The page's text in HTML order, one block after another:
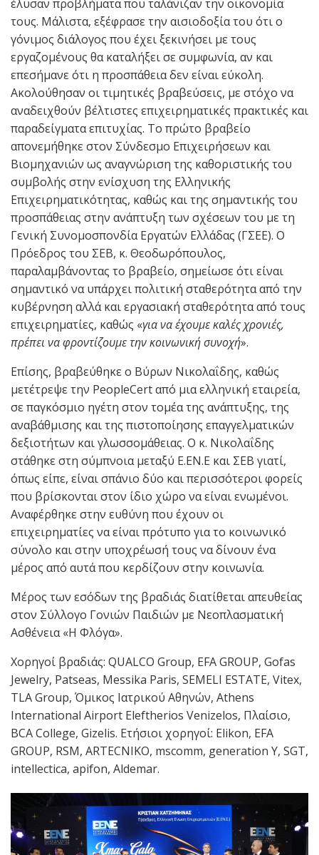
έλυσαν προβλήματα που ταλάνιζαν την οικονομία
τους. Μάλιστα, εξέφρασε την αισιοδοξία του ότι ο
γόνιμος διάλογος που έχει ξεκινήσει με τους
εργαζομένους θα καταλήξει σε συμφωνία, αν και
επεσήμανε ότι η προσπάθεια δεν είναι εύκολη.
Ακολούθησαν οι τιμητικές βραβεύσεις, με στόχο να
αναδειχθούν βέλτιστες επιχειρηματικές πρακτικές και
παραδείγματα επιτυχίας. Το πρώτο βραβείο
απονεμήθηκε στον Σύνδεσμο Επιχειρήσεων και
Βιομηχανιών ως αναγνώριση της καθοριστικής του
συμβολής στην ενίσχυση της Ελληνικής
Επιχειρηματικότητας, καθώς και της σημαντικής του
προσπάθειας στην ανάπτυξη των σχέσεων του με τη
Γενική Συνομοσπονδία Εργατών Ελλάδας (ΓΣΕΕ). Ο
Πρόεδρος του ΣΕΒ, κ. Θεοδωρόπουλος,
παραλαμβάνοντας το βραβείο, σημείωσε ότι είναι
σημαντικό να υπάρχει πολιτική σταθερότητα από την
κυβέρνηση αλλά και εργασιακή σταθερότητα από τους
επιχειρηματίες, καθώς «για να έχουμε καλές χρονιές,
πρέπει να φροντίζουμε την κοινωνική συνοχή».
Επίσης, βραβεύθηκε ο Βύρων Νικολαΐδης, καθώς
μετέτρεψε την PeopleCert από μια ελληνική εταιρεία,
σε παγκόσμιο ηγέτη στον τομέα της ανάπτυξης, της
αναβάθμισης και της πιστοποίησης επαγγελματικών
δεξιοτήτων και γλωσσομάθειας. Ο κ. Νικολαΐδης
στάθηκε στη σύμπνοια μεταξύ Ε.ΕΝ.Ε και ΣΕΒ γιατί,
όπως είπε, είναι σπάνιο δύο και περισσότεροι φορείς
που βρίσκονται στον ίδιο χώρο να είναι ενωμένοι.
Αναφέρθηκε στην ευθύνη που έχουν οι
επιχειρηματίες να είναι πρότυπο για το κοινωνικό
σύνολο και στην υποχρέωσή τους να δίνουν ένα
μέρος από αυτά που κερδίζουν στην κοινωνία.
Μέρος των εσόδων της βραδιάς διατίθεται απευθείας
στον Σύλλογο Γονιών Παιδιών με Νεοπλασματική
Ασθένεια «Η Φλόγα».
Χορηγοί βραδιάς: QUALCO Group, EFA GROUP, Gofas
Jewelry, Patseas, Messika Paris, SEMELI ESTATE, Vitex,
TLA Group, Όμικος Ιατρικού Αθηνών, Athens
International Airport Εleftherios Venizelos, Πλαίσιο,
BCA College, Gizelis. Ετήσιοι χορηγοί: Elikon, EFA
GROUP, RSM, ARTECNIKO, mscomm, generation Y, SGT,
intellectica, apifon, Aldemar.